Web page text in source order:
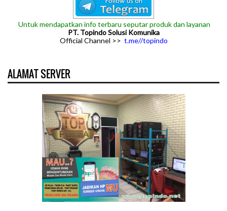
Untuk mendapatkan info terbaru seputar produk dan layanan
PT. Topindo Solusi Komunika
Official Channel >> t.me//topindo
ALAMAT SERVER